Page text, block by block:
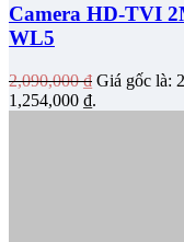
Camera HD-TVI
WL5
2,090,000₫ Giá gốc là:
1,254,000 ₫.